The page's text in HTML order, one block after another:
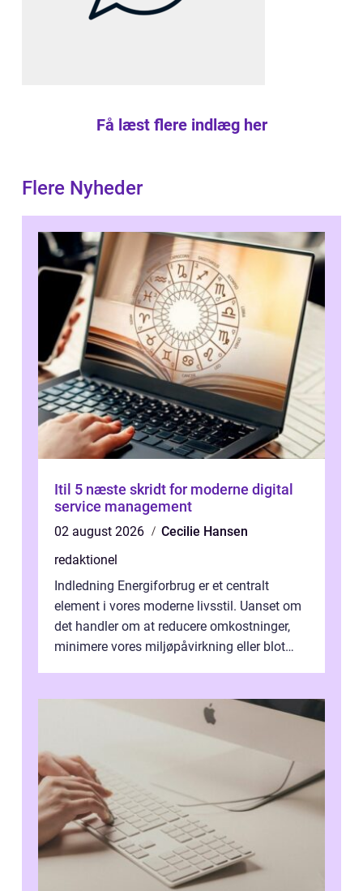
Få læst flere indlæg her
Flere Nyheder
Itil 5 næste skridt for moderne digital
service management
02 august 2026
Cecilie Hansen
redaktionel
Indledning Energiforbrug er et centralt
element i vores moderne livsstil. Uanset om
det handler om at reducere omkostninger,
minimere vores miljøpåvirkning eller blot